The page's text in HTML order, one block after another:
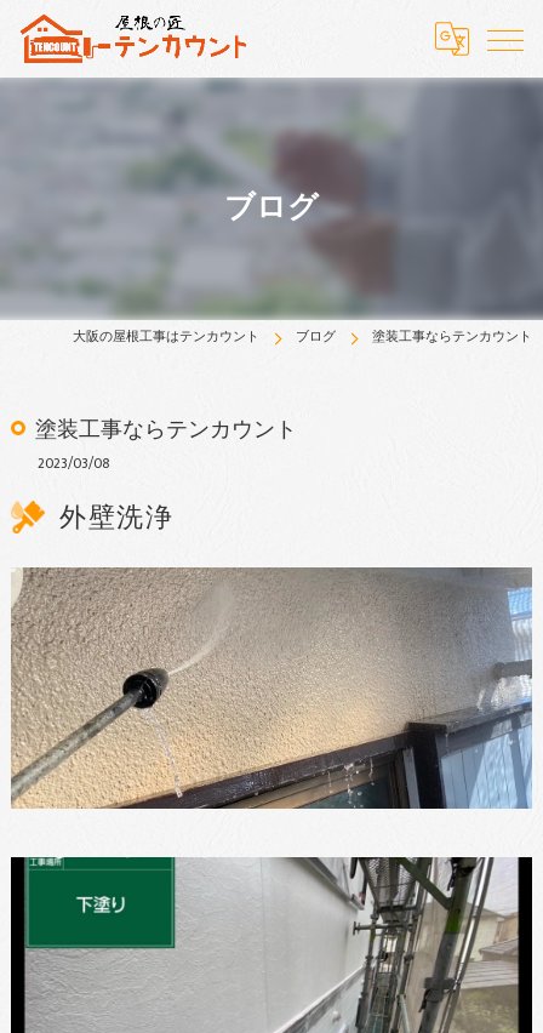
ブログ
大阪の屋根工事はテンカウント ブログ 塗装工事ならテンカウント
塗装工事ならテンカウント
2023/03/08
外壁洗浄